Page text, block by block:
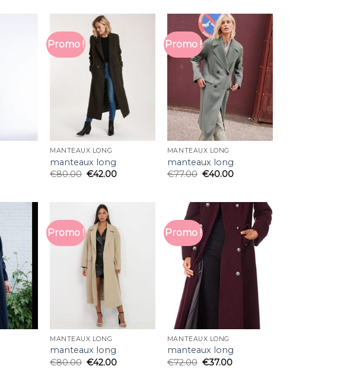
Promo !
MANTEAUX LONG
manteaux long
€80.00 €42.00
Promo !
MANTEAUX LONG
manteaux long
€77.00 €40.00
Promo !
MANTEAUX LONG
manteaux long
€80.00 €42.00
Promo !
MANTEAUX LONG
manteaux long
€72.00 €37.00